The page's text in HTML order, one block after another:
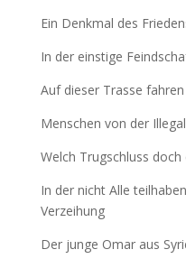
Ein Denkmal des
In der einstige
Auf dieser Trasse
Menschen von der
Welch Trugschluss
In der nicht Alle
Verzeihung
Der junge Omar aus